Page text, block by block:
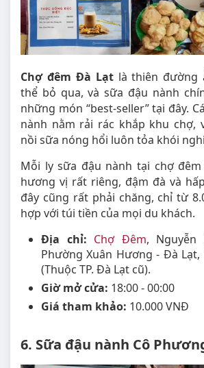
Chợ đêm Đà Lạt là thiên đường
thể bỏ qua, và sữa đậu nành
những món “best-seller” tại đây.
nành nằm rải rác khắp khu chợ,
nồi sữa nóng hổi luôn tỏa khói
Mỗi ly sữa đậu nành tại chợ
hương vị rất riêng, đậm đà và
đây cũng rất phải chăng, chỉ từ
hợp với túi tiền của mọi du khách.
Địa chỉ: Chợ Đêm, Nguyễn
Phường Xuân Hương - Đà
(Thuộc TP. Đà Lạt cũ).
Giờ mở cửa: 18:00 - 00:00
Giá tham khảo: 10.000 VNĐ
6. Sữa đậu nành Cô